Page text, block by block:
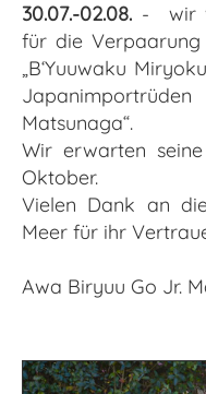
30.07.-02.08. - wir
für die Verpaarung
„B‘Yuuwaku
Matsunaga“.
Wir erwarten
Oktober.
Vielen Dank an
Meer für ihr
Awa Biryuu Go Jr.